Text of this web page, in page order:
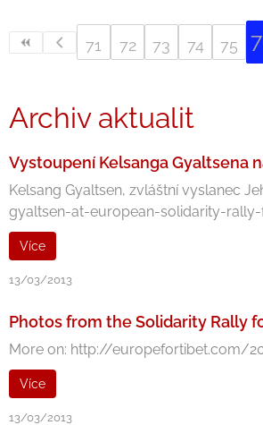
71 72 73 74 75
Archiv aktualit
Vystoupení Kelsanga Gyaltsena
Kelsang Gyaltsen, zvláštní vyslanec
gyaltsen-at-european-solidarity-
Více
13/03/2013
Photos from the Solidarity Rally
More on: http://europefortibet.com/
Více
13/03/2013